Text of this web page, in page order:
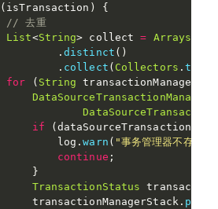
( isTransaction )
{
// 去重
List<String> collect = Arrays
.distinct ( )
. collect ( Collectors .
for
( String
DataSourceTransactionManager
if
(
log
.warn ( "事务管理器不存
continue ;
}
TransactionStatus
transactionManagerStack
. push